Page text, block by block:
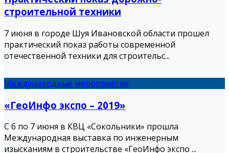
строительной техники
7 июня в городе Шуя Ивановской области прошел
практический показ работы современной
отечественной техники для строительс...
Международные мероприятия
«ГеоИнфо экспо – 2019»
С 6 по 7 июня в КВЦ «Сокольники» прошла
Международная выставка по инженерным
изысканиям в строительстве «ГеоИнфо экспо ...